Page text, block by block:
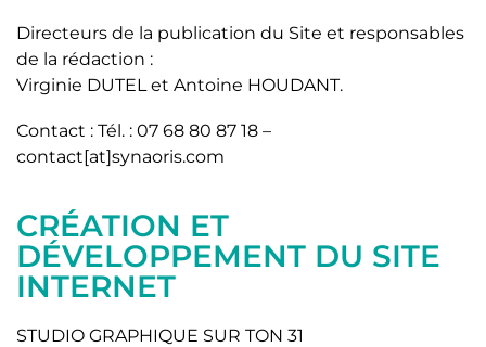
Directeurs de la publication du Site et responsables
de la rédaction :
Virginie DUTEL et Antoine HOUDANT.
Contact : Tél. : 07 68 80 87 18 –
contact[at]synaoris.com
CRÉATION ET
DÉVELOPPEMENT DU SITE
INTERNET
STUDIO GRAPHIQUE SUR TON 31